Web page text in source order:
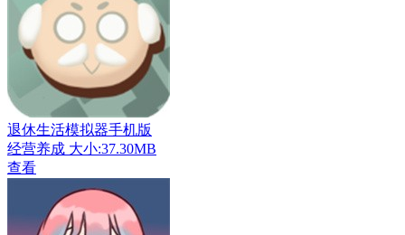
退休生活模拟器手机版
经营养成 大小:37.30MB
查看